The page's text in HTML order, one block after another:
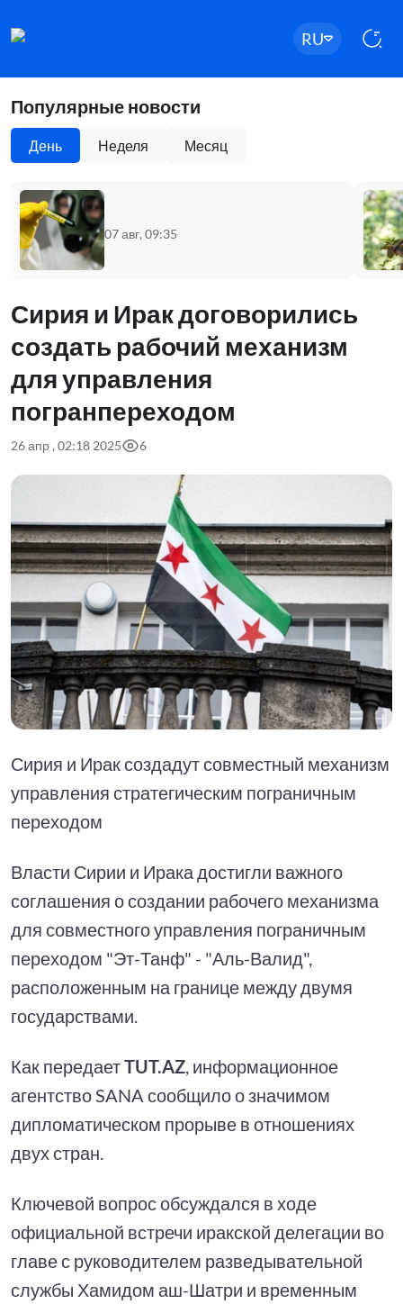
RU
Популярные новости
День Неделя Месяц
07 авг, 09:35
Сирия и Ирак договорились
создать рабочий механизм
для управления
погранпереходом
26 апр , 02:18 2025 6
Сирия и Ирак создадут совместный механизм
управления стратегическим пограничным
переходом
Власти Сирии и Ирака достигли важного
соглашения о создании рабочего механизма
для совместного управления пограничным
переходом "Эт-Танф" - "Аль-Валид",
расположенным на границе между двумя
государствами.
Как передаетTUT.AZ , информационное
агентство SANA сообщило о значимом
дипломатическом прорыве в отношениях
двух стран.
Ключевой вопрос обсуждался в ходе
официальной встречи иракской делегации во
главе с руководителем разведывательной
службы Хамидом аш-Шатри и временным